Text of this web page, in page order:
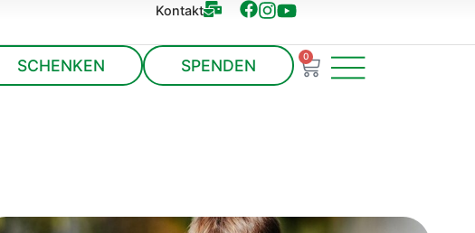
Kontakt
SCHENKEN SPENDEN 0